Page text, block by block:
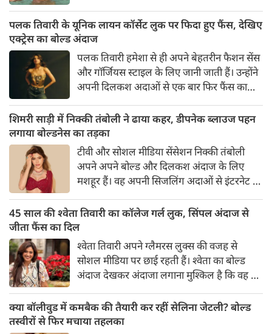
हैं। इस बार सनी लियोनी ने मालदीव वेकेशन से अपनी
कुछ बोल्ड तस्वीरें शेयर की है।
पलक तिवारी के यूनिक लायन कॉर्सेट लुक पर फिदा हुए फैंस, देखिए
एक्ट्रेस का बोल्ड अंदाज
पलक तिवारी हमेशा से ही अपने बेहतरीन फैशन सेंस
और गॉर्जियस स्टाइल के लिए जानी जाती हैं। उन्होंने
अपनी दिलकश अदाओं से एक बार फिर फैंस का
स्टाइलिश गोल्डन कॉर्सेट टॉप में अपनी कुछ तस्वीरें
शेयर की है।
शिमरी साड़ी में निक्की तंबोली ने ढाया कहर, डीपनेक ब्लाउज पहन
लगाया बोल्डनेस का तड़का
टीवी और सोशल मीडिया सेंसेशन निक्की तंबोली
अपने अपने बोल्ड और दिलकश अंदाज के लिए
मशहूर हैं। वह अपनी सिजलिंग अदाओं से इंटरनेट पर
कलर की साड़ी में अपनी कुछ सुपर सिजलिंग तस्वीरें
शेयर की है। खूबसूरत शिमरी साड़ी में निक्की की
अदाएं देखने लायक है।
45 साल की श्वेता तिवारी का कॉलेज गर्ल लुक, सिंपल अंदाज से
जीता फैंस का दिल
श्वेता तिवारी अपने ग्लैमरस लुक्स की वजह से
सोशल मीडिया पर छाई रहती हैं। श्वेता का बोल्ड
अंदाज देखकर अंदाजा लगाना मुश्किल है कि वह दो
तस्वीरों पर फैंस जमकर प्यार लुटाते हैं। इस बार
श्वेता तिवारी ने वेकेशन से अपनी कुछ तस्वीरें शेयर
क्या बॉलीवुड में कमबैक की तैयारी कर रहीं सेलिना जेटली? बोल्ड
तस्वीरों से फिर मचाया तहलका